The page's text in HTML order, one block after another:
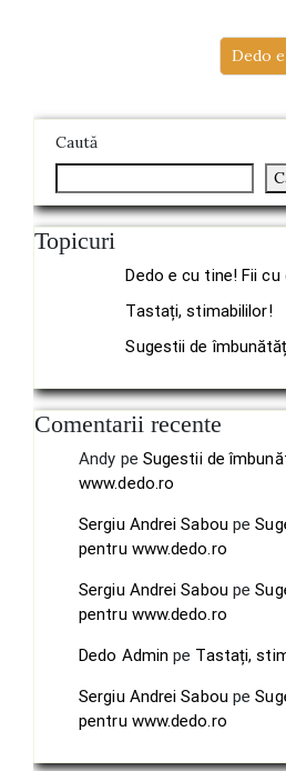
Dedo
Caută
Topicuri
Dedo e cu tine! Fii cu
Tastați, stimabililor!
Sugestii de
Comentarii recente
Andy pe Sugestii de
www.dedo.ro
Sergiu Andrei Sabou pe
pentru www.dedo.ro
Sergiu Andrei Sabou pe
pentru www.dedo.ro
Dedo Admin pe Tastați,
Sergiu Andrei Sabou pe
pentru www.dedo.ro